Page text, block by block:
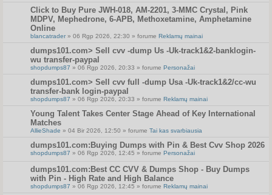
Click to Buy Pure JWH-018, AM-2201, 3-MMC Crystal, Pink
MDPV, Mephedrone, 6-APB, Methoxetamine, Amphetamine
Online
blancatrader » 06 Rgp 2026, 22:30 » forume Reklamų mainai
dumps101.com> Sell cvv -dump Us -Uk-track1&2-banklogin-
wu transfer-paypal
shopdumps87 » 06 Rgp 2026, 20:33 » forume Personažai
dumps101.com> Sell cvv full -dump Usa -Uk-track1&2/cc-wu
transfer-bank login-paypal
shopdumps87 » 06 Rgp 2026, 20:33 » forume Reklamų mainai
Young Talent Takes Center Stage Ahead of Key International
Matches
AllieShade » 04 Bir 2026, 12:50 » forume Tai kas svarbiausia
dumps101.com:Buying Dumps with Pin & Best Cvv Shop 2026
shopdumps87 » 06 Rgp 2026, 12:45 » forume Personažai
dumps101.com:Best CC CVV & Dumps Shop - Buy Dumps
with Pin - High Rate and High Balance
shopdumps87 » 06 Rgp 2026, 12:45 » forume Reklamų mainai